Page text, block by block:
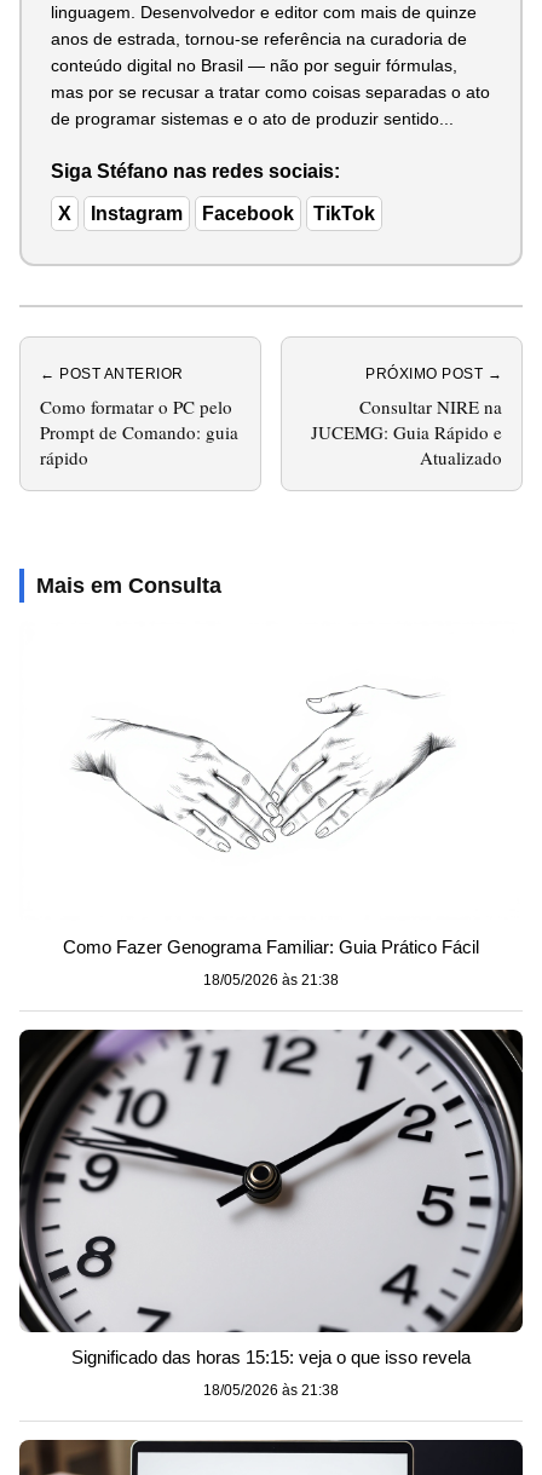
linguagem. Desenvolvedor e editor com mais de quinze
anos de estrada, tornou-se referência na curadoria de
conteúdo digital no Brasil — não por seguir fórmulas,
mas por se recusar a tratar como coisas separadas o ato
de programar sistemas e o ato de produzir sentido...
Siga Stéfano nas redes sociais:
X Instagram Facebook TikTok
← POST ANTERIOR
Como formatar o PC pelo
Prompt de Comando: guia
rápido
PRÓXIMO POST →
Consultar NIRE na
JUCEMG: Guia Rápido e
Atualizado
Mais em Consulta
Como Fazer Genograma Familiar: Guia Prático Fácil
18/05/2026 às 21:38
Significado das horas 15:15: veja o que isso revela
18/05/2026 às 21:38